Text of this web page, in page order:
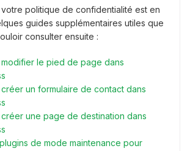
politique de confidentialité est en
guides supplémentaires utiles que
consulter ensuite :
modifier le pied de page dans
créer un formulaire de contact dans
créer une page de destination dans
de mode maintenance pour